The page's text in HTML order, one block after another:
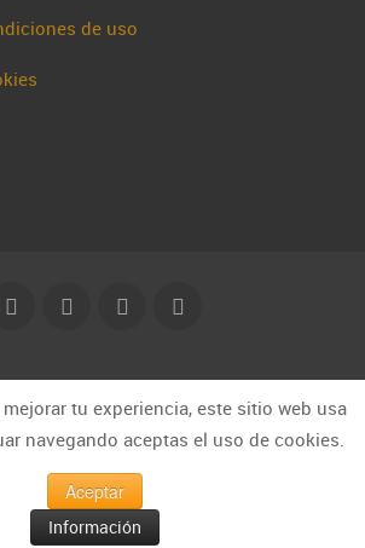
de uso
2025 | capakhine@gmail.com
tu experiencia, este sitio web usa
navegando aceptas el uso de cookies.
Aceptar
Información